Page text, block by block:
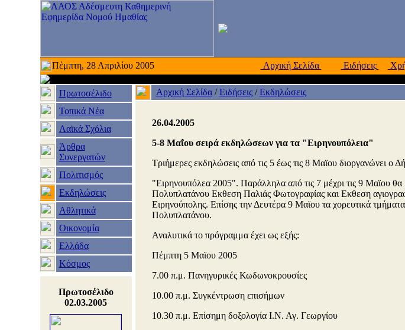
Πέμπτη, 28 Απριλίου 2005 Αρχική Σελίδα Ειδήσεις
Πρωτοσέλιδο
Τοπικά Νέα
Λαϊκά Σχόλια
Άρθρα
Συνεργατών
Πολιτισμός
Εκδηλώσεις
Αθλητικά
Οικονομία
Ελλάδα
Κόσμος
Πρωτοσέλιδο
02.03.2005
Αρχική Σελίδα/Ειδήσεις/Εκδηλώσεις
26.04.2005
5-8 Μαΐου σειρά εκδηλώσεων για τα "Ειρηνουπόλεια"
Τριήμερες εκδηλώσεις από τις 5 έως τις 8 Μαϊου διοργανώνει ο
"Ειρηνουπόλεα 2005". Παράλληλα από τις 7 μέχρι τις 9 Μαϊου
Πολυπλατάνου Εκθεση Παλιάς Φωτογραφίας και Εκθεση
Ειρηνούπολης. Επίσης την Δευτέρα 9 Μαϊου τα χορευτικά
Πολυπλατάνου.
Αναλυτικά το πρόγραμμα έχει ως εξής:
Πέμπτη 5 Μαϊου 2005
7.00 π.μ. Πανηγυρικές Κωδωνοκρουσίες
10.00 π.μ. Συγκέντρωση επισήμων
10.30 π.μ. Επίσημη δοξολογία Ι.Ν. Αγ. Γεωργίου